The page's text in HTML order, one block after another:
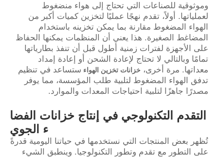
وموثوقية للصناعات التي تحتاج إلى هواء منضغوط
لعملياتها. أولاً، تقدم نهجًا عمليًا لتخزين كميات أكبر من
الهواء المضغوط مقارنة بما يمكن تخزينه باستخدام
المضاغط الصغيرة. هذا يعني أن المنظمات يمكنها الحفاظ
على الأجهزة لفترات زمنية أطول قبل أن تنفذ بطارياتها
تمامًا وبالتالي لا تحتاج لإعادة الشحن أو إعادة إمداد
معداتها. مرة أخرى، خزانات تخزين الهواء ستساعد في تنظيم
تدفق الهواء المضغوط لتلبية طلب المؤسسة، مما يوفر
مصدرًا جاهزًا لتلبية احتياجات المعدات والموارد.
التقدم التكنولوجي في إنتاج خزانات الفضا
ء الجوي
تُظهر بعض المنتجات التي نستخدمها في حياتنا اليومية قدرةً
على التطور مع تقدم وتطور التكنولوجيا. وينطبق الشيء